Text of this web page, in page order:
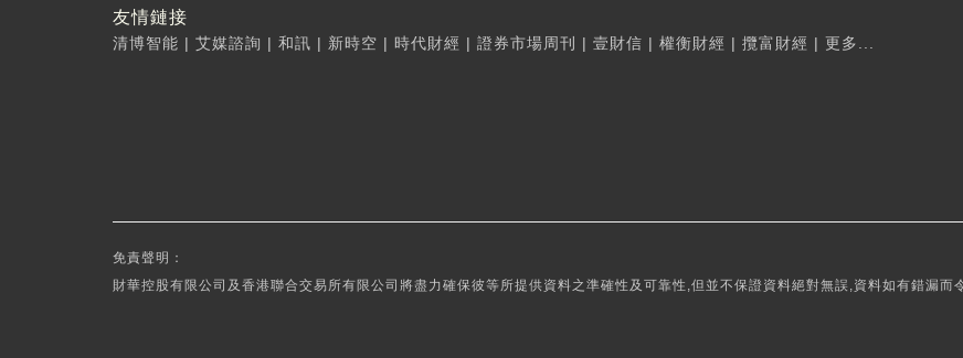
友情鏈接
清博智能 | 艾媒諮詢 | 和訊 | 新時空 | 時代財經 | 證券市場周刊 | 壹財信 | 權衡財經 | 攬富財經 | 更多...
免責聲明：
財華控股有限公司及香港聯合交易所有限公司將盡力確保彼等所提供資料之準確性及可靠性,但並不保證資料絕對無誤,資料如有錯漏而